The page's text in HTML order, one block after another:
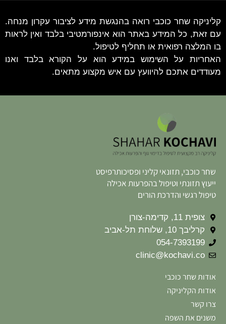
קליניקה שחר כוכבי רואה בהנגשת מידע לציבור עקרון מנחה.
עם זאת, כל המידע באתר הוא אינפורמטיבי בלבד ואין לראות
בו המלצה רפואית או תחליף לטיפול.
האחריות על השימוש במידע הוא על הקורא בלבד ואנו
מעודדים אתכם להיוועץ עם איש מקצוע מתאים.
שחר כוכבי, תזונאי קליני ופסיכותרפיסט
ייעוץ תזונתי וטיפול בהפרעות אכילה
טיפול רגשי והדרכת הורים
צופית 11, קדימה-צורן
קרליבך 10, שלוחת תל-אביב
054-7393199
clinic@kochavi.co
אודות שחר כוכבי
אודות הקליניקה
צרו קשר
משנים את השפה